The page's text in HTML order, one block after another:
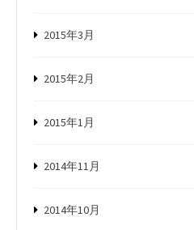
2015年3月
2015年2月
2015年1月
2014年11月
2014年10月